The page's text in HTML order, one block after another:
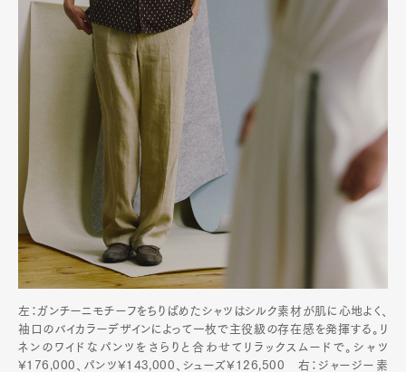
左：ガンチーニモチーフをちりばめたシャツはシルク素材が肌に心地よく、
袖口のバイカラーデザインによって一枚で主役級の存在感を発揮する。リ
ネンのワイドなパンツをさらりと合わせてリラックスムードで。シャツ
¥176,000、パンツ¥143,000、シューズ¥126,500 右：ジャージー素